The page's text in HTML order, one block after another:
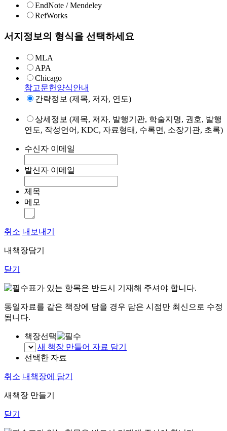
EndNote / Mendeley
RefWorks
서지정보의 형식을 선택하세요
MLA
APA
Chicago
참고문헌양식안내
간략정보 (제목, 저자, 연도)
상세정보 (제목, 저자, 발행기관, 학술지명, 권호, 발행
연도, 작성언어, KDC, 자료형태, 수록면, 소장기관, 초록)
수신자 이메일
발신자 이메일
제목
메모
취소 내보내기
내책장담기
닫기
표가 있는 항목은 반드시 기재해 주셔야 합니다.
동일자료를 같은 책장에 담을 경우 담은 시점만 최신으로 수정
됩니다.
책장선택
새 책장 만들어 자료 담기
선택한 자료
취소 내책장에 담기
새책장 만들기
닫기